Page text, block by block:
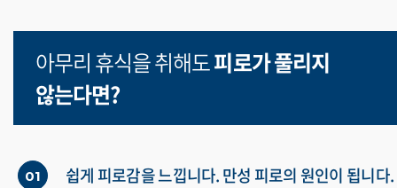
아무리 휴식을 취해도피로가 풀리지
않는다면?
01 쉽게 피로감을 느낍니다. 만성 피로의 원인이 됩니다.